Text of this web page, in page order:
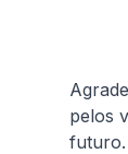
pelos
futuro.